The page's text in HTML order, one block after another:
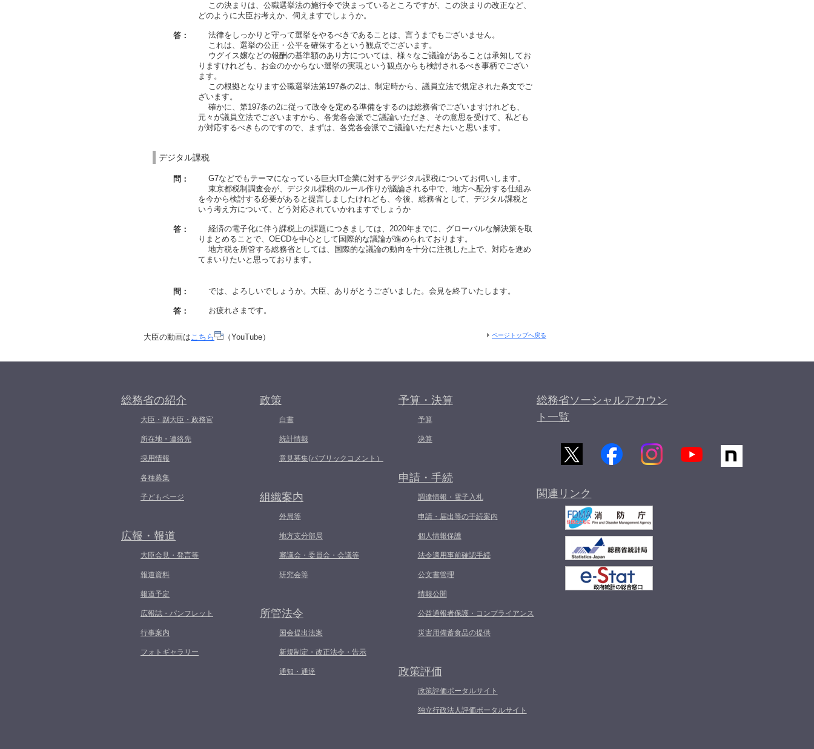
この決まりは、公職選挙法の施行令で決まっているところですが、この決まりの改正など、
どのように大臣お考えか、伺えますでしょうか。
答：
法律をしっかりと守って選挙をやるべきであることは、言うまでもございません。
これは、選挙の公正・公平を確保するという観点でございます。
ウグイス嬢などの報酬の基準額のあり方については、様々なご議論があることは承知してお
りますけれども、お金のかからない選挙の実現という観点からも検討されるべき事柄でござい
ます。
この根拠となります公職選挙法第197条の2は、制定時から、議員立法で規定された条文でご
ざいます。
確かに、第197条の2に従って政令を定める準備をするのは総務省でございますけれども、
元々が議員立法でございますから、各党各会派でご議論いただき、その意思を受けて、私ども
が対応するべきものですので、まずは、各党各会派でご議論いただきたいと思います。
デジタル課税
問：
G7などでもテーマになっている巨大IT企業に対するデジタル課税についてお伺いします。
東京都税制調査会が、デジタル課税のルール作りが議論される中で、地方へ配分する仕組み
を今から検討する必要があると提言しましたけれども、今後、総務省として、デジタル課税と
いう考え方について、どう対応されていかれますでしょうか
答：
経済の電子化に伴う課税上の課題につきましては、2020年までに、グローバルな解決策を取
りまとめることで、OECDを中心として国際的な議論が進められております。
地方税を所管する総務省としては、国際的な議論の動向を十分に注視した上で、対応を進め
てまいりたいと思っております。
問： では、よろしいでしょうか。大臣、ありがとうございました。会見を終了いたします。
答： お疲れさまです。
大臣の動画はこちら （YouTube） ページトップへ戻る
総務省の紹介
大臣・副大臣・政務官
所在地・連絡先
採用情報
各種募集
子どもページ
広報・報道
大臣会見・発言等
報道資料
報道予定
広報誌・パンフレット
行事案内
フォトギャラリー
政策
白書
統計情報
意見募集(パブリックコメント）
組織案内
外局等
地方支分部局
審議会・委員会・会議等
研究会等
所管法令
国会提出法案
新規制定・改正法令・告示
通知・通達
予算・決算
予算
決算
申請・手続
調達情報・電子入札
申請・届出等の手続案内
個人情報保護
法令適用事前確認手続
公文書管理
情報公開
公益通報者保護・コンプライアンス
災害用備蓄食品の提供
政策評価
政策評価ポータルサイト
独立行政法人評価ポータルサイト
総務省ソーシャルアカウン
ト一覧
関連リンク